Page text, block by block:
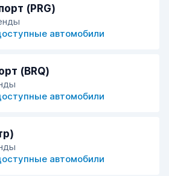
(PRG)
автомобили
(BRQ)
автомобили
автомобили